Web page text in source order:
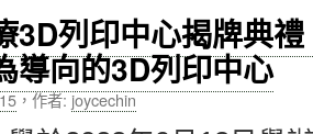
討
會〉
中
恐
提
升
早
產
副
院
長
至
北
醫
大
衍
生
新
創
公
3D列印中心揭牌典
導向的3D列印中心
，作者: joycechin